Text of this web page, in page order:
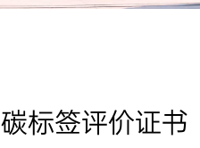
标签评价证书